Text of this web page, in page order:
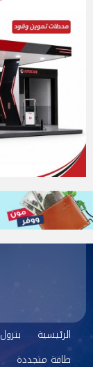
الرئيسية بترول
طاقة متجددة